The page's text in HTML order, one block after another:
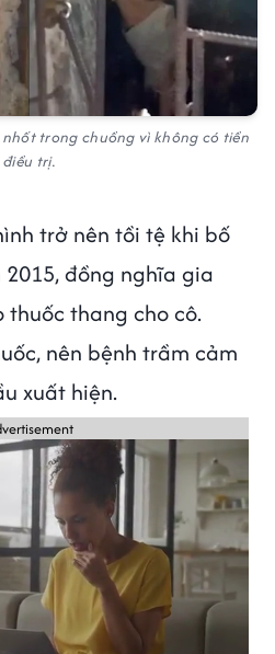
trong chuồng vì không có tiền
điều trị.
trở nên tồi tệ khi bố
đồng nghĩa gia
thang cho cô.
nên bệnh trầm cảm
xuất hiện.